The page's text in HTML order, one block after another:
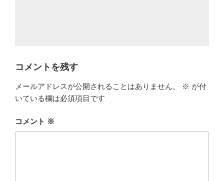
コメントを残す
メールアドレスが公開されることはありません。 ※ が付
いている欄は必須項目です
コメント ※